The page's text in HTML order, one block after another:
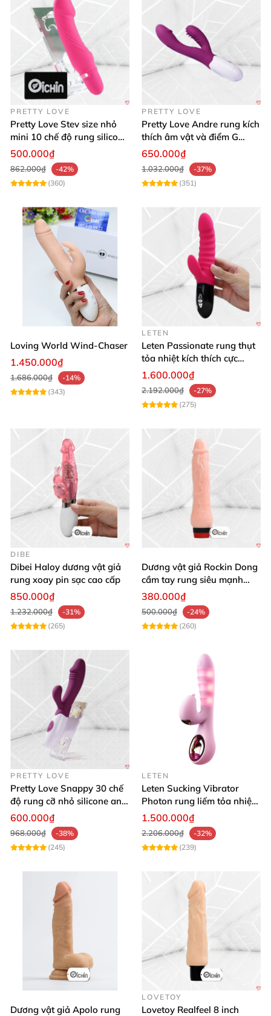
mua ngay hôm nay
nâng tầm đời sống riêng tư. Thêm vào giỏ hàng thôi
nào! 🚀
PRETTY LOVE
Pretty Love Stev size nhỏ
mini 10 chế độ rung silicone
mềm
500.000₫
862.000₫
-42%
(360)
PRETTY LOVE
Pretty Love Andre rung kích
thích âm vật và điểm G
mạnh mẽ
650.000₫
1.032.000₫
-37%
(351)
Loving World Wind-Chaser
1.450.000₫
1.686.000₫
-14%
(343)
LETEN
Leten Passionate rung thụt
tỏa nhiệt kích thích cực
mạnh
1.600.000₫
2.192.000₫
-27%
(275)
DIBE
Dibei Haloy dương vật giả
rung xoay pin sạc cao cấp
850.000₫
1.232.000₫
-31%
(265)
Dương vật giả Rockin Dong
cầm tay rung siêu mạnh
silicon y tế cao cấp
380.000₫
500.000₫
-24%
(260)
PRETTY LOVE
Pretty Love Snappy 30 chế
độ rung cỡ nhỏ silicone an
toàn pin AAA dễ dùng
600.000₫
968.000₫
-38%
(245)
LETEN
Leten Sucking Vibrator
Photon rung liếm tỏa nhiệt
pin sạc cao cấp
1.500.000₫
2.206.000₫
-32%
(239)
Dương vật giả Apolo rung
LOVETOY
Lovetoy Realfeel 8 inch